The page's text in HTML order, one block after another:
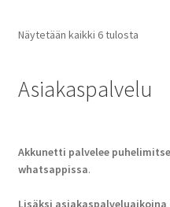
Näytetään kaikki 6 tulosta
Asiakaspalvelu
Akkunetti palvelee
whatsappissa.
Lisäksi